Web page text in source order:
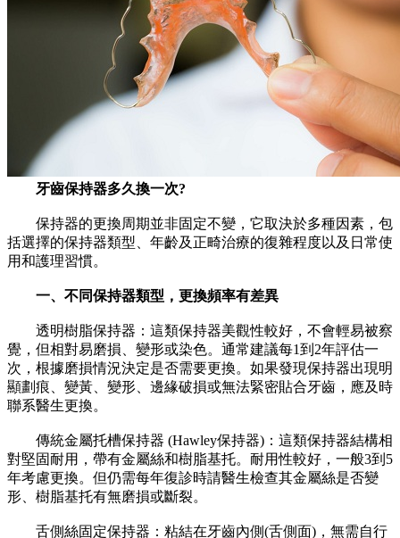
牙齒保持器多久換一次?
保持器的更換周期並非固定不變，它取決於多種因素，包
括選擇的保持器類型、年齡及正畸治療的復雜程度以及日常使
用和護理習慣。
一、不同保持器類型，更換頻率有差異
透明樹脂保持器：這類保持器美觀性較好，不會輕易被察
覺，但相對易磨損、變形或染色。通常建議每1到2年評估一
次，根據磨損情況決定是否需要更換。如果發現保持器出現明
顯劃痕、變黃、變形、邊緣破損或無法緊密貼合牙齒，應及時
聯系醫生更換。
傳統金屬托槽保持器 (Hawley保持器)：這類保持器結構相
對堅固耐用，帶有金屬絲和樹脂基托。耐用性較好，一般3到5
年考慮更換。但仍需每年復診時請醫生檢查其金屬絲是否變
形、樹脂基托有無磨損或斷裂。
舌側絲固定保持器：粘結在牙齒內側(舌側面)，無需自行